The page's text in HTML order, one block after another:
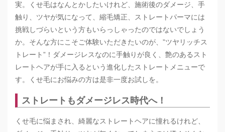
実。くせ毛はなんとかしたいけれど、施術後のダメージ、手
触り、ツヤが気になって、縮毛矯正、ストレートパーマには
挑戦しづらいという方もいらっしゃったのではないでしょう
か。そんな方にこそご体験いただきたいのが、”ツヤリッチス
トレート”！ダメージレスなのに手触りが良く、艶のあるスト
レートヘアが手に入るという進化したストレートメニューで
す。くせ毛にお悩みの方は是非一度お試しを。
ストレートもダメージレス時代へ！
くせ毛に悩まされ、綺麗なストレートヘアに憧れるけれど、